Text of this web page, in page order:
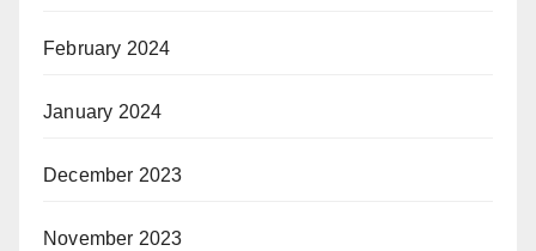
February 2024
January 2024
December 2023
November 2023